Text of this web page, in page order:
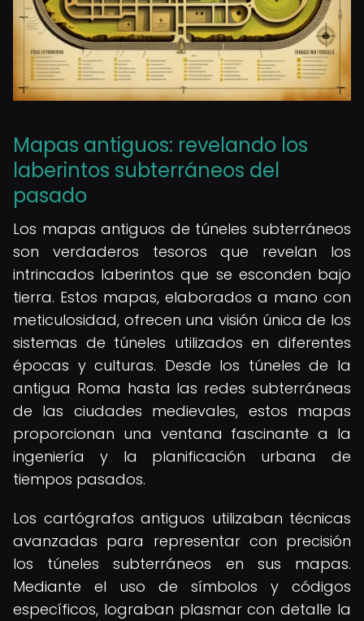
Mapas antiguos: revelando los
laberintos subterráneos del
pasado
Los mapas antiguos de túneles subterráneos
son verdaderos tesoros que revelan los
intrincados laberintos que se esconden bajo
tierra. Estos mapas, elaborados a mano con
meticulosidad, ofrecen una visión única de los
sistemas de túneles utilizados en diferentes
épocas y culturas. Desde los túneles de la
antigua Roma hasta las redes subterráneas
de las ciudades medievales, estos mapas
proporcionan una ventana fascinante a la
ingeniería y la planificación urbana de
tiempos pasados.
Los cartógrafos antiguos utilizaban técnicas
avanzadas para representar con precisión
los túneles subterráneos en sus mapas.
Mediante el uso de símbolos y códigos
específicos, lograban plasmar con detalle la